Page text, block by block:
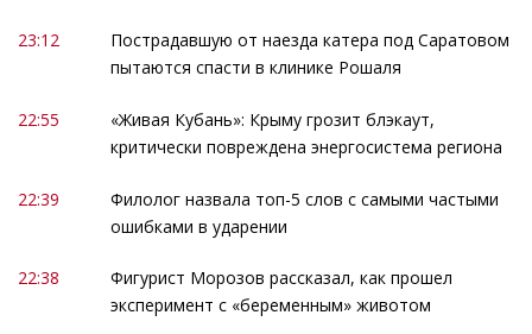
23:12
Пострадавшую от наезда катера под Саратовом
пытаются спасти в клинике Рошаля
22:55
«Живая Кубань»: Крыму грозит блэкаут,
критически повреждена энергосистема региона
22:39
Филолог назвала топ-5 слов с самыми частыми
ошибками в ударении
22:38
Фигурист Морозов рассказал, как прошел
эксперимент с «беременным» животом